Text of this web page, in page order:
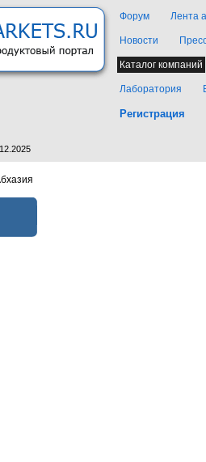
Форум Лента
Новости
Каталог компаний
Лаборатория
Регистрация